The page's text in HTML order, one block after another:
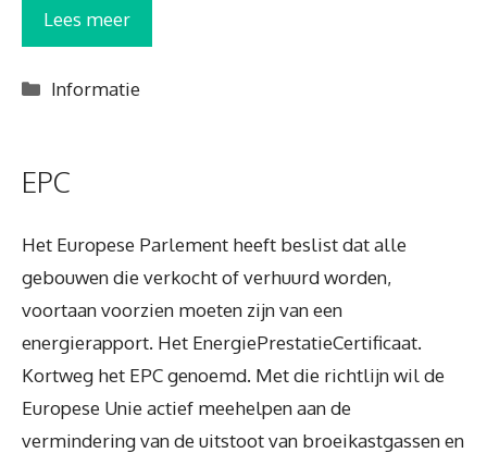
Lees meer
Categorieën
Informatie
EPC
Het Europese Parlement heeft beslist dat alle
gebouwen die verkocht of verhuurd worden,
voortaan voorzien moeten zijn van een
energierapport. Het EnergiePrestatieCertificaat.
Kortweg het EPC genoemd. Met die richtlijn wil de
Europese Unie actief meehelpen aan de
vermindering van de uitstoot van broeikastgassen en